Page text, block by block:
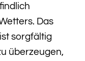
Das
sorgfältig
überzeugen,